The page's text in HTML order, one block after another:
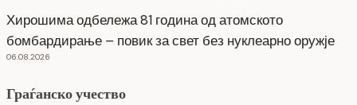
Хирошима одбележа 81 година од атомското
бомбардирање – повик за свет без нуклеарно оружје
06.08.2026
Граѓанско учество